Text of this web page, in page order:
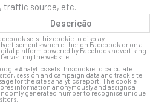
traffic source, etc.
Descrição
sets this cookie to display
when either on Facebook or on a
platform powered by Facebook advertising
visiting the website.
Analytics sets this cookie to calculate
session and campaign data and track site
for the site's analytics report. The cookie
information anonymously and assigns a
generated number to recognise unique